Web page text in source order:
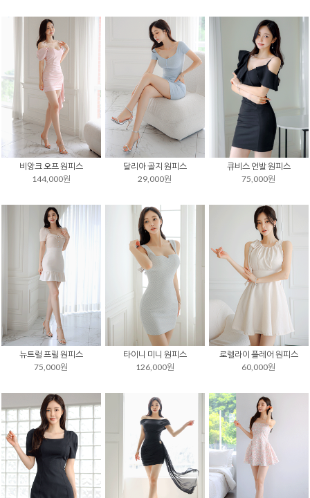
비앙크 오프 원피스
144,000원
달리아 골지 원피스
29,000원
큐비스 언발 원피스
75,000원
뉴트럴 프릴 원피스
75,000원
타이니 미니 원피스
126,000원
로렐라이 플레어 원피스
60,000원